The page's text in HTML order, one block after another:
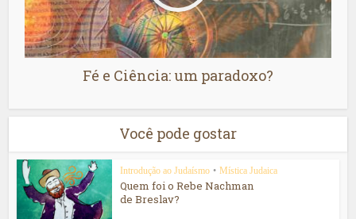
Fé e Ciência: um paradoxo?
Você pode gostar
Introdução ao Judaísmo • Mística Judaica
Quem foi o Rebe Nachman
de Breslav?